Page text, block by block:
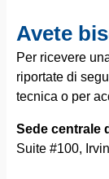
Avete
Per ricevere
riportate di
tecnica o per
Sede centrale
Suite #100,